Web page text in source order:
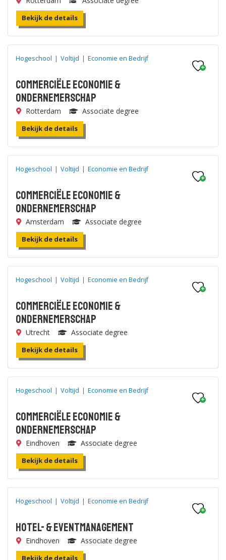
Bekijk de details
Hogeschool | Voltijd | Economie en Bedrijf
Commerciële Economie &
Ondernemerschap
Rotterdam Associate degree
Bekijk de details
Hogeschool | Voltijd | Economie en Bedrijf
Commerciële Economie &
Ondernemerschap
Amsterdam Associate degree
Bekijk de details
Hogeschool | Voltijd | Economie en Bedrijf
Commerciële Economie &
Ondernemerschap
Utrecht Associate degree
Bekijk de details
Hogeschool | Voltijd | Economie en Bedrijf
Commerciële Economie &
Ondernemerschap
Eindhoven Associate degree
Bekijk de details
Hogeschool | Voltijd | Economie en Bedrijf
Hotel- & Eventmanagement
Eindhoven Associate degree
Bekijk de details